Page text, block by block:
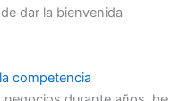
dar la bienvenida
competencia